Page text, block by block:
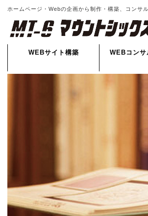
ホームページ・Webの企画から制作・構築、コンサ
WEBサイト構築 WEBコン